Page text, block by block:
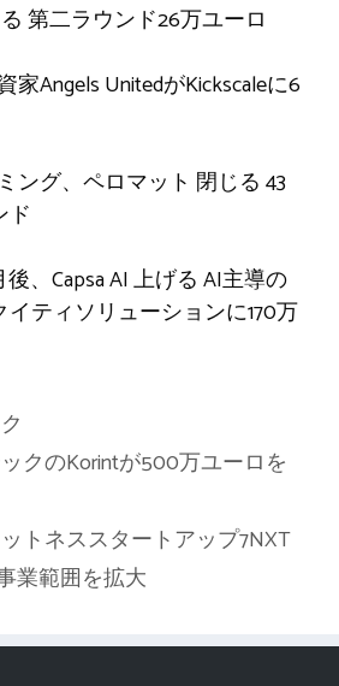
第二ラウンド26万ユーロ
家Angels UnitedがKickscaleに6
ング、ペロマット 閉じる 43
ド
、Capsa AI上げる AI主導の
ティソリューションに170万
クのKorintが500万ユーロを
トネススタートアップ7NXT
業範囲を拡大